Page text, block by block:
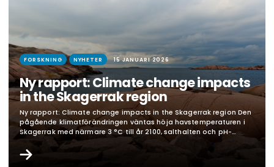
FORSKNING NYHETER 15 JANUARI 2026
Ny rapport: Climate change impacts
in the Skagerrak region
Ny rapport: Climate change impacts in the Skagerrak region Den
pågående klimatförändringen väntas höja havstemperaturen i
Skagerrak med närmare 3 °C till år 2100, salthalten och pH-
värdet beräknas sjunka. Förändringarna ökar skiktning samt
minskar syrehalter och näringsmängd i bottenvattnet, vilket
påverkar ekosystemet. Växtplankton får lägre biomassa,